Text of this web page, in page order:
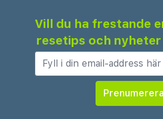
Vill du ha frestande
resetips och